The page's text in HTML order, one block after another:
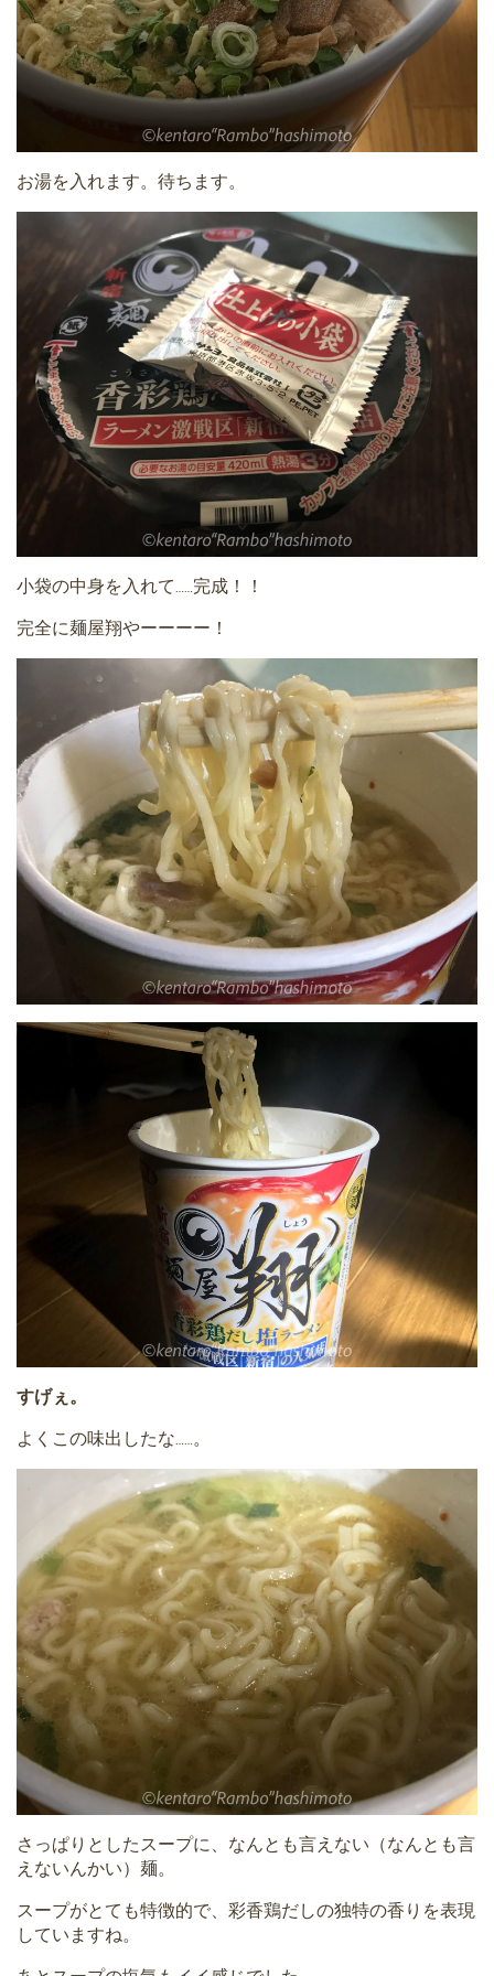
お湯を入れます。待ちます。
小袋の中身を入れて……完成！！
完全に麺屋翔やーーーー！
すげぇ。
よくこの味出したな……。
さっぱりとしたスープに、なんとも言えない（なんとも言
えないんかい）麺。
スープがとても特徴的で、彩香鶏だしの独特の香りを表現
していますね。